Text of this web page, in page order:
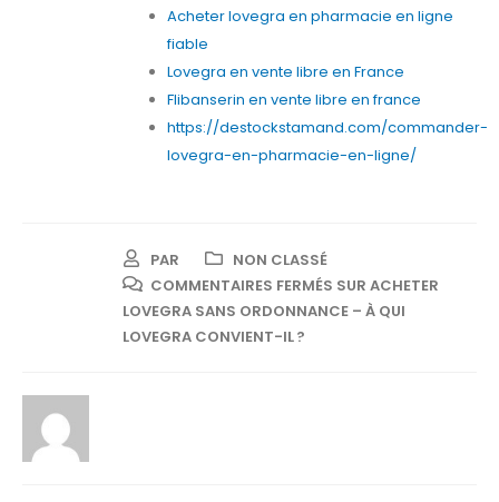
Acheter lovegra en pharmacie en ligne
fiable
Lovegra en vente libre en France
Flibanserin en vente libre en france
https://destockstamand.com/commander-
lovegra-en-pharmacie-en-ligne/
PAR
NON CLASSÉ
COMMENTAIRES FERMÉS SUR ACHETER
LOVEGRA SANS ORDONNANCE – À QUI
LOVEGRA CONVIENT-IL ?